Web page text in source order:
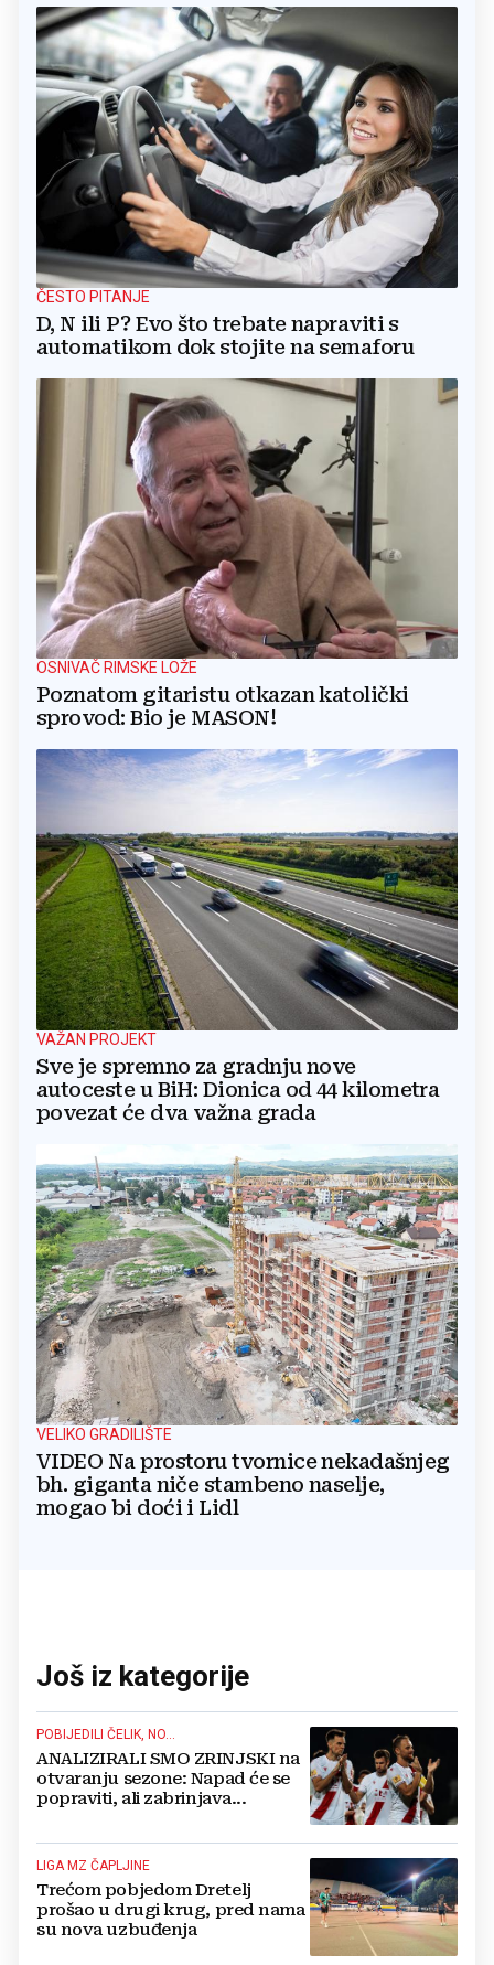
ČESTO PITANJE
D, N ili P? Evo što trebate napraviti s
automatikom dok stojite na semaforu
OSNIVAČ RIMSKE LOŽE
Poznatom gitaristu otkazan katolički
sprovod: Bio je MASON!
VAŽAN PROJEKT
Sve je spremno za gradnju nove
autoceste u BiH: Dionica od 44 kilometra
povezat će dva važna grada
VELIKO GRADILIŠTE
VIDEO Na prostoru tvornice nekadašnjeg
bh. giganta niče stambeno naselje,
mogao bi doći i Lidl
Još iz kategorije
POBIJEDILI ČELIK, NO...
ANALIZIRALI SMO ZRINJSKI na
otvaranju sezone: Napad će se
popraviti, ali zabrinjava...
LIGA MZ ČAPLJINE
Trećom pobjedom Dretelj
prošao u drugi krug, pred nama
su nova uzbuđenja